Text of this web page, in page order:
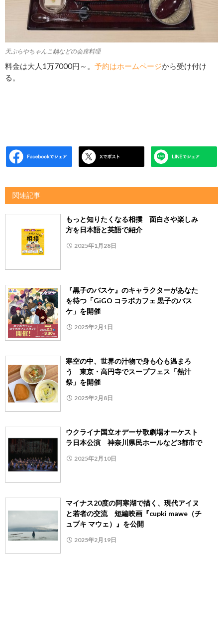
天ぷらやちゃんこ鍋などの会席料理
料金は大人1万7000円～。 予約はホームページから受け付け
る。
関連記事
もっと知りたくなる相撲 面白さや楽しみ
方を日本語と英語で紹介
2025年1月28日
『黒子のバスケ』のキャラクターがあなた
を待つ「GiGO コラボカフェ 黒子のバス
ケ」を開催
2025年2月1日
寒空の中、世界の汁物で身も心も温まろ
う 東京・高円寺でスープフェス「熱汁
祭」を開催
2025年2月8日
ウクライナ国立オデーサ歌劇場オーケスト
ラ日本公演 神奈川県民ホールなど3都市で
2025年2月10日
マイナス20度の阿寒湖で描く、現代アイヌ
と若者の交流 短編映画『cupki mawe（チ
ュプキ マウェ）』を公開
2025年2月19日